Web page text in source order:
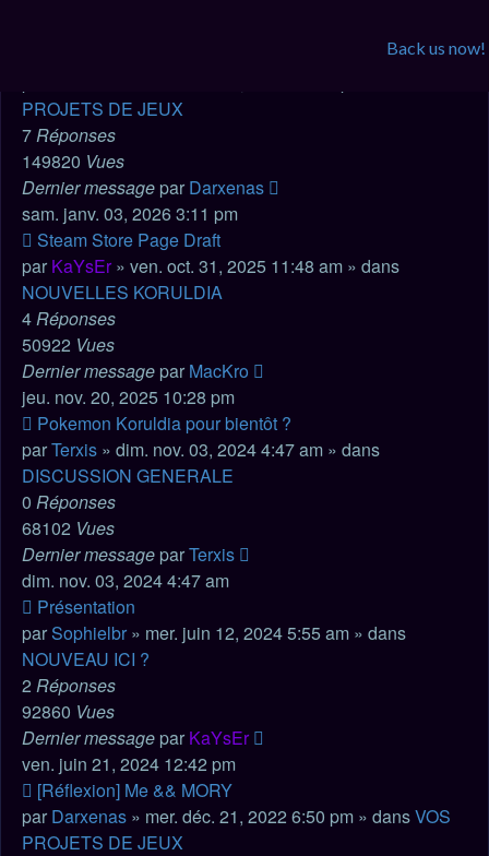
Back us now!
PROJETS DE JEUX
7Réponses
149820 Vues
Dernier message par Darxenas
sam. janv. 03, 2026 3:11 pm
Nouveau
message
Steam Store Page Draft
par KaYsEr» ven. oct. 31, 2025 11:48 am » dans
NOUVELLES KORULDIA
4Réponses
50922 Vues
Dernier message par MacKro
jeu. nov. 20, 2025 10:28 pm
Nouveau
message
Pokemon Koruldia pour bientôt ?
parTerxis » dim. nov. 03, 2024 4:47 am » dans
DISCUSSION GENERALE
0 Réponses
68102 Vues
Dernier message parTerxis
dim. nov. 03, 2024 4:47 am
Nouveau
message
Présentation
par Sophielbr » mer. juin 12, 2024 5:55 am » dans
NOUVEAU ICI ?
2 Réponses
92860 Vues
Dernier message par KaYsEr
ven. juin 21, 2024 12:42 pm
Nouveau
message
[Réflexion] Me && MORY
par Darxenas » mer. déc. 21, 2022 6:50 pm » dansVOS
PROJETS DE JEUX